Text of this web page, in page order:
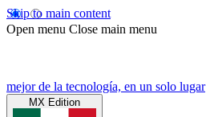
Skip to main content
Open menu Close main menu
mejor de la tecnología, en un solo lugar
MX Edition